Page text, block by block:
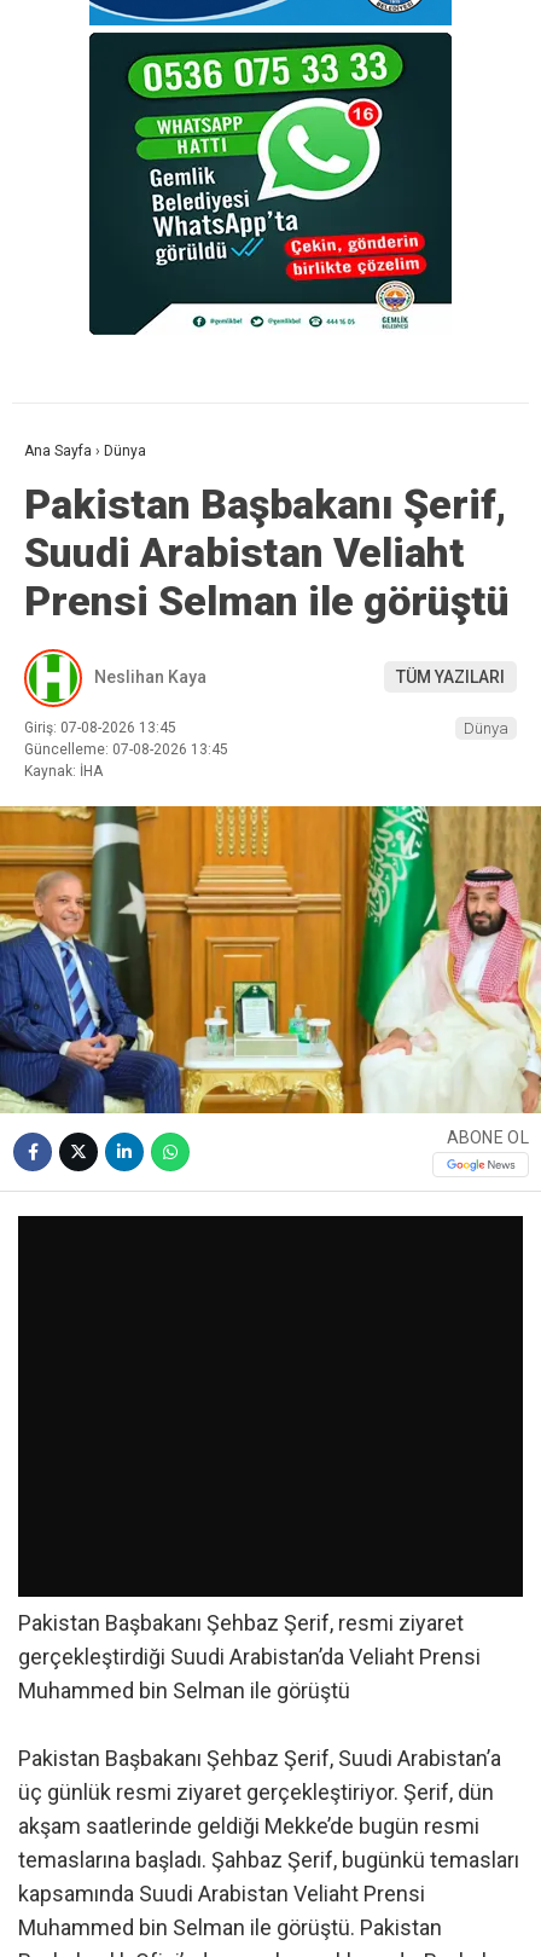
Ana Sayfa › Dünya
Pakistan Başbakanı Şerif,
Suudi Arabistan Veliaht
Prensi Selman ile görüştü
Neslihan Kaya TÜM YAZILARI
Giriş: 07-08-2026 13:45
Güncelleme: 07-08-2026 13:45
Kaynak: İHA
Dünya
ABONE OL
Pakistan Başbakanı Şehbaz Şerif, resmi ziyaret
gerçekleştirdiği Suudi Arabistan’da Veliaht Prensi
Muhammed bin Selman ile görüştü
Pakistan Başbakanı Şehbaz Şerif, Suudi Arabistan’a
üç günlük resmi ziyaret gerçekleştiriyor. Şerif, dün
akşam saatlerinde geldiği Mekke’de bugün resmi
temaslarına başladı. Şahbaz Şerif, bugünkü temasları
kapsamında Suudi Arabistan Veliaht Prensi
Muhammed bin Selman ile görüştü. Pakistan